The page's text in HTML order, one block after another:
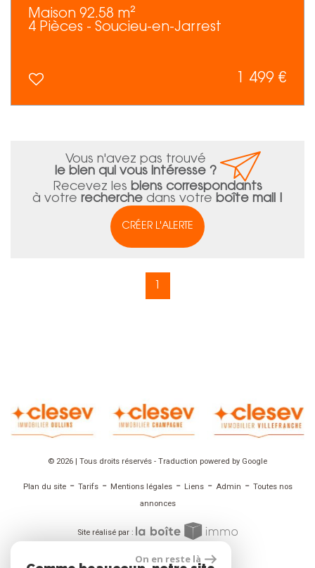
Maison 92.58 m²
4 Pièces - Soucieu-en-Jarrest
1 499 €
Vous n'avez pas trouvé
le bien qui vous intéresse ?
Recevez les biens correspondants
à votre recherche dans votre boîte mail !
CRÉER L'ALERTE
© 2026 | Tous droits réservés - Traduction powered by Google
Plan du site- Tarifs- Mentions légales- Liens- Admin - Toutes nos
annonces
Site réalisé par :
On en reste là